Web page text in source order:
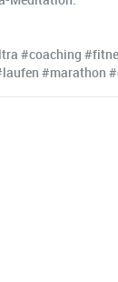
#coaching
#marathon